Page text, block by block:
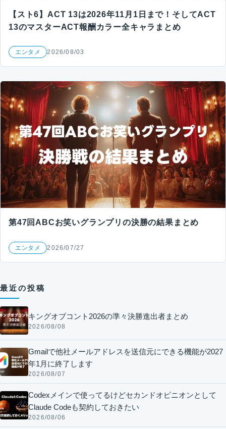
【スト6】ACT 13は2026年11月1日まで！そしてACT
13のマスターACT報酬カラー全キャラまとめ
エンタメ 2026/08/03
第47回ABCお笑いグランプリの決勝の結果まとめ
エンタメ 2026/07/27
最近の投稿
キングオブコント2026の準々決勝進出者まとめ
2026/08/08
Gmailで他社メールアドレスを送信元にできる機能が2027
年1月に終了します
2026/08/07
Codexメインで使ってるけどセカンドオピニオンとして
Claude Codeも契約しておきたい
2026/08/06